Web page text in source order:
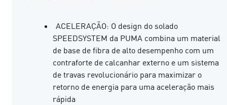
ACELERAÇÃO: O design do solado
SPEEDSYSTEM da PUMA combina um material
de base de fibra de alto desempenho com um
contraforte de calcanhar externo e um sistema
de travas revolucionário para maximizar o
retorno de energia para uma aceleração mais
rápida